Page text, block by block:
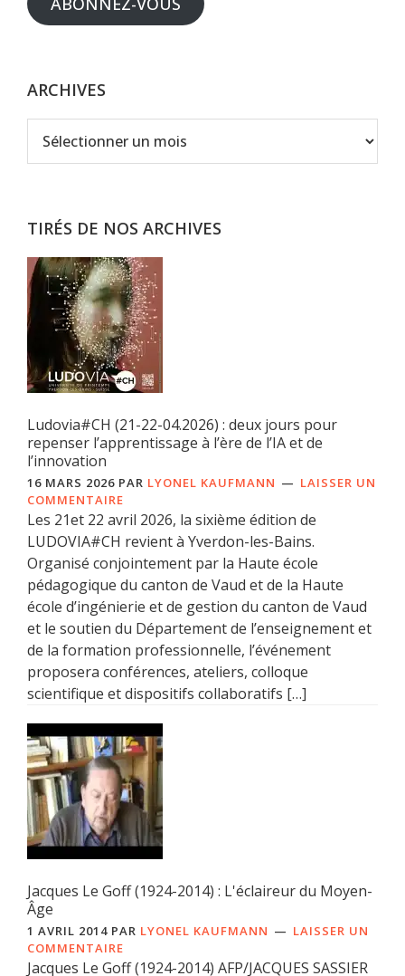
ARCHIVES
TIRÉS DE NOS ARCHIVES
Ludovia#CH (21-22-04.2026) : deux jours pour
repenser l’apprentissage à l’ère de l’IA et de
l’innovation
16 MARS 2026 PAR LYONEL KAUFMANN
LAISSER UN
COMMENTAIRE
Les 21et 22 avril 2026, la sixième édition de
LUDOVIA#CH revient à Yverdon-les-Bains.
Organisé conjointement par la Haute école
pédagogique du canton de Vaud et de la Haute
école d’ingénierie et de gestion du canton de Vaud
et le soutien du Département de l’enseignement et
de la formation professionnelle, l’événement
proposera conférences, ateliers, colloque
scientifique et dispositifs collaboratifs […]
Jacques Le Goff (1924-2014) : L'éclaireur du Moyen-
Âge
1 AVRIL 2014 PAR LYONEL KAUFMANN
LAISSER UN
COMMENTAIRE
Jacques Le Goff (1924-2014) AFP/JACQUES SASSIER